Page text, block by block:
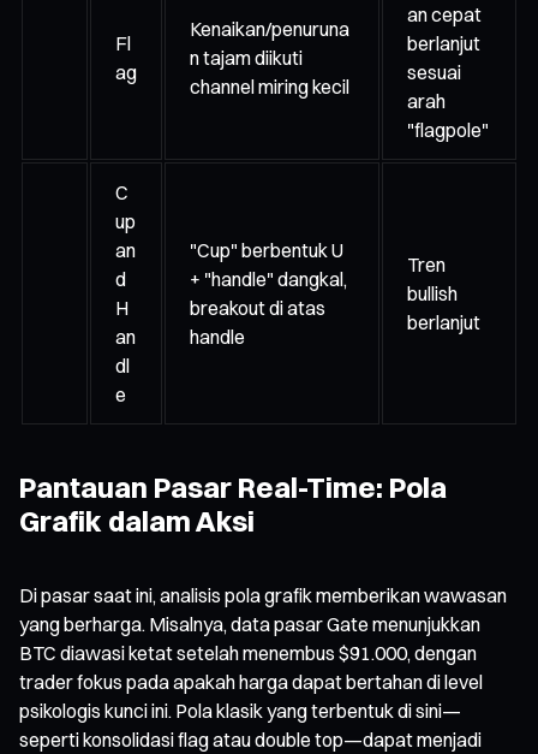
Fl
ag
Kenaikan/penuruna
n tajam diikuti
channel miring kecil
an cepat
berlanjut
sesuai
arah
"flagpole"
C
up
an
d
H
an
dl
e
"Cup" berbentuk U
+ "handle" dangkal,
breakout di atas
handle
Tren
bullish
berlanjut
Pantauan Pasar Real-Time: Pola
Grafik dalam Aksi
Di pasar saat ini, analisis pola grafik memberikan wawasan
yang berharga. Misalnya, data pasar Gate menunjukkan
BTC diawasi ketat setelah menembus $91.000, dengan
trader fokus pada apakah harga dapat bertahan di level
psikologis kunci ini. Pola klasik yang terbentuk di sini—
seperti konsolidasi flag atau double top—dapat menjadi